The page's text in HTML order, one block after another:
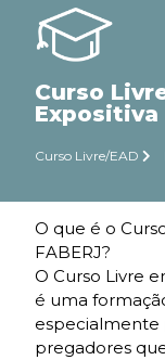
Curso
Expositiva
Curso Livre/EAD
O que é o
FABERJ?
O Curso Livre
é uma
especialmente
pregadores